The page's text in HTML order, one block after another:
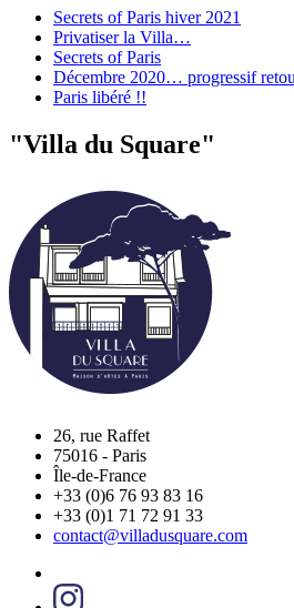
Secrets of Paris hiver 2021
Privatiser la Villa…
Secrets of Paris
Décembre 2020… progressif
Paris libéré !!
"Villa du Square"
26, rue Raffet
75016 - Paris
Île-de-France
+33 (0)6 76 93 83 16
+33 (0)1 71 72 91 33
contact@villadusquare.com